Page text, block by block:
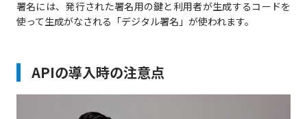
署名には、発行された署名用の鍵と利用者が生成するコードを
使って生成がなされる「デジタル署名」が使われます。
APIの導入時の注意点